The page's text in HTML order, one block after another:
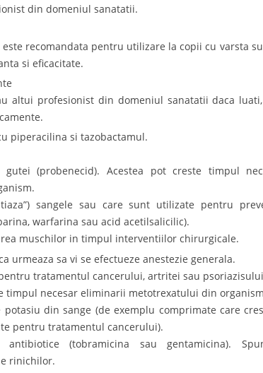
din domeniul sanatatii.
recomandata pentru utilizare la copii cu varsta
si eficacitate.
altui profesionist din domeniul sanatatii daca
piperacilina si tazobactamul.
(probenecid). Acestea pot creste timpul
sangele sau care sunt utilizate pentru
warfarina sau acid acetilsalicilic).
muschilor in timpul interventiilor chirurgicale.
urmeaza sa vi se efectueze anestezie generala.
tratamentul cancerului, artritei sau
timpul necesar eliminarii metotrexatului din
din sange (de exemplu comprimate care
pentru tratamentul cancerului).
(tobramicina sau gentamicina).
rinichilor.